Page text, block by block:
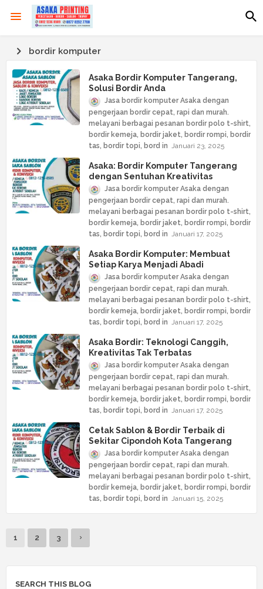
bordir komputer
Asaka Bordir Komputer Tangerang,
Solusi Bordir Anda
Jasa bordir komputer Asaka dengan
pengerjaan bordir cepat, rapi dan murah.
melayani berbagai pesanan bordir polo t-shirt,
bordir kemeja, bordir jaket, bordir rompi, bordir
tas, bordir topi, bord
Januari 23, 2025
Asaka: Bordir Komputer Tangerang
dengan Sentuhan Kreativitas
Jasa bordir komputer Asaka dengan
pengerjaan bordir cepat, rapi dan murah.
melayani berbagai pesanan bordir polo t-shirt,
bordir kemeja, bordir jaket, bordir rompi, bordir
tas, bordir topi, bord
Januari 17, 2025
Asaka Bordir Komputer: Membuat
Setiap Karya Menjadi Abadi
Jasa bordir komputer Asaka dengan
pengerjaan bordir cepat, rapi dan murah.
melayani berbagai pesanan bordir polo t-shirt,
bordir kemeja, bordir jaket, bordir rompi, bordir
tas, bordir topi, bord
Januari 17, 2025
Asaka Bordir: Teknologi Canggih,
Kreativitas Tak Terbatas
Jasa bordir komputer Asaka dengan
pengerjaan bordir cepat, rapi dan murah.
melayani berbagai pesanan bordir polo t-shirt,
bordir kemeja, bordir jaket, bordir rompi, bordir
tas, bordir topi, bord
Januari 17, 2025
Cetak Sablon & Bordir Terbaik di
Sekitar Cipondoh Kota Tangerang
Jasa bordir komputer Asaka dengan
pengerjaan bordir cepat, rapi dan murah.
melayani berbagai pesanan bordir polo t-shirt,
bordir kemeja, bordir jaket, bordir rompi, bordir
tas, bordir topi, bord
Januari 15, 2025
1 2 3
SEARCH THIS BLOG